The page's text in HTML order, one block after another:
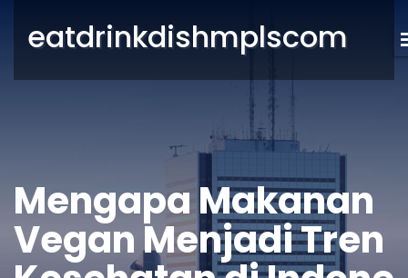
eatdrinkdishmplscom
Mengapa Makanan
Vegan Menjadi Tren